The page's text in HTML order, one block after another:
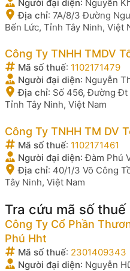
Người đại diện: Nguyễn
Địa chỉ: 7A/8/3 Đường
Bến Lức, Tỉnh Tây Ninh, Việt
Công Ty TNHH TMDV
Mã số thuế: 1102171479
Người đại diện: Nguyễn
Địa chỉ: Số 456, Đường Đt
Tỉnh Tây Ninh, Việt Nam
Công Ty TNHH TM DV
Mã số thuế: 1102171461
Người đại diện:Đàm Phú
Địa chỉ: 40/1/3 Võ Công
Tây Ninh, Việt Nam
Tra cứu mã số
Công Ty Cổ Phần
Phú Hht
Mã số thuế: 2301409343
Người đại diện: Nguyễn